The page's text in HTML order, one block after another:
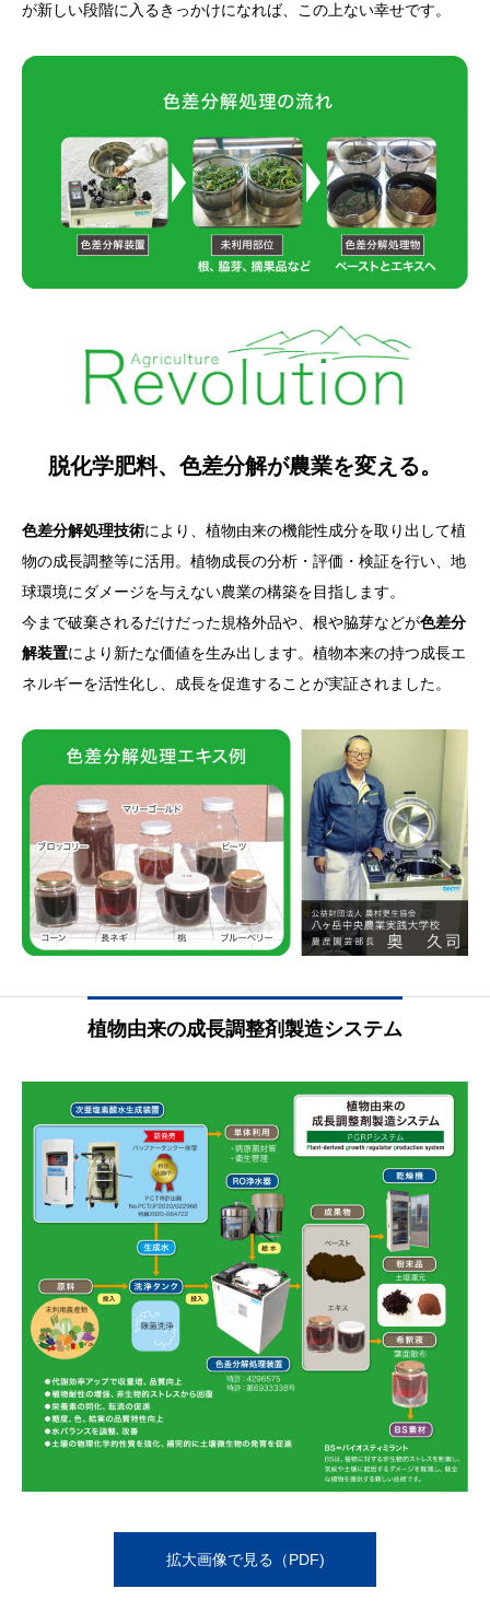
が新しい段階に入るきっかけになれば、この上ない幸せです。
脱化学肥料、色差分解が農業を変える。
色差分解処理技術により、植物由来の機能性成分を取り出して植
物の成長調整等に活用。植物成長の分析・評価・検証を行い、地
球環境にダメージを与えない農業の構築を目指します。
今まで破棄されるだけだった規格外品や、根や脇芽などが色差分
解装置により新たな価値を生み出します。植物本来の持つ成長エ
ネルギーを活性化し、成長を促進することが実証されました。
植物由来の成長調整剤製造システム
拡大画像で見る（PDF)